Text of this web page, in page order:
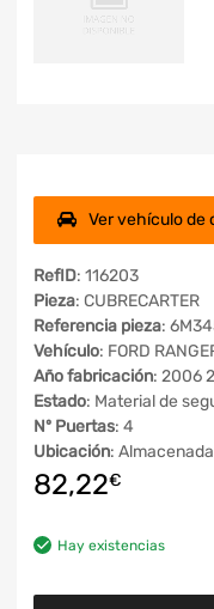
Ver vehículo de
RefID: 116203
Pieza: CUBRECARTER
Referencia pieza:
Vehículo: FORD
Año fabricación: 2006
Estado: Material de
Nº Puertas: 4
Ubicación: Almacenada
82,22€
Hay existencias